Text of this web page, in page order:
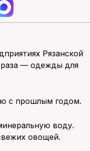
Рязанской
раза — одежды для
с прошлым годом.
воду.
овощей.